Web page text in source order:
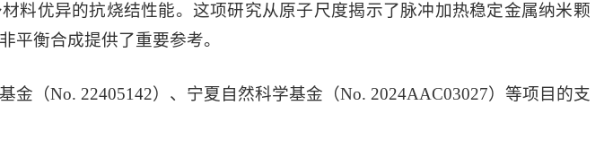
料优异的抗烧结性能。这项研究从原子尺度揭示了脉冲加热稳定金属纳米颗
平衡合成提供了重要参考。
金（No. 22405142）、宁夏自然科学基金（No. 2024AAC03027）等项目的支